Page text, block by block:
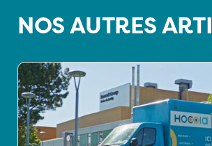
NOS AUTRES